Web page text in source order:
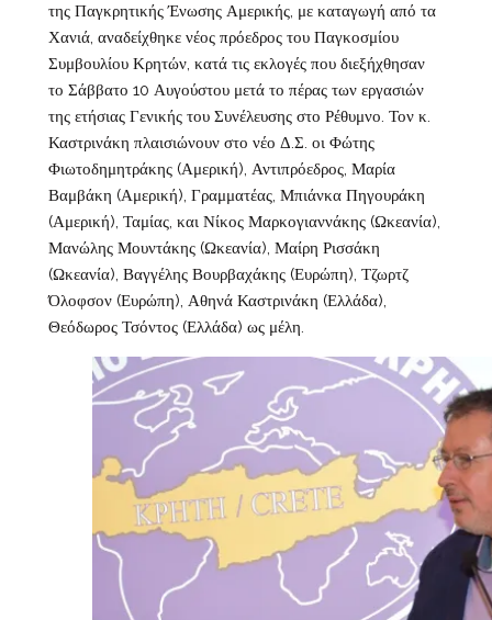
της Παγκρητικής Ένωσης Αμερικής, με καταγωγή από τα
Χανιά, αναδείχθηκε νέος πρόεδρος του Παγκοσμίου
Συμβουλίου Κρητών, κατά τις εκλογές που διεξήχθησαν
το Σάββατο 10 Αυγούστου μετά το πέρας των εργασιών
της ετήσιας Γενικής του Συνέλευσης στο Ρέθυμνο. Τον κ.
Καστρινάκη πλαισιώνουν στο νέο Δ.Σ. οι Φώτης
Φιωτοδημητράκης (Αμερική), Αντιπρόεδρος, Μαρία
Βαμβάκη (Αμερική), Γραμματέας, Μπιάνκα Πηγουράκη
(Αμερική), Ταμίας, και Νίκος Μαρκογιαννάκης (Ωκεανία),
Μανώλης Μουντάκης (Ωκεανία), Μαίρη Ρισσάκη
(Ωκεανία), Βαγγέλης Βουρβαχάκης (Ευρώπη), Τζωρτζ
Όλοφσον (Ευρώπη), Αθηνά Καστρινάκη (Ελλάδα),
Θεόδωρος Τσόντος (Ελλάδα) ως μέλη.